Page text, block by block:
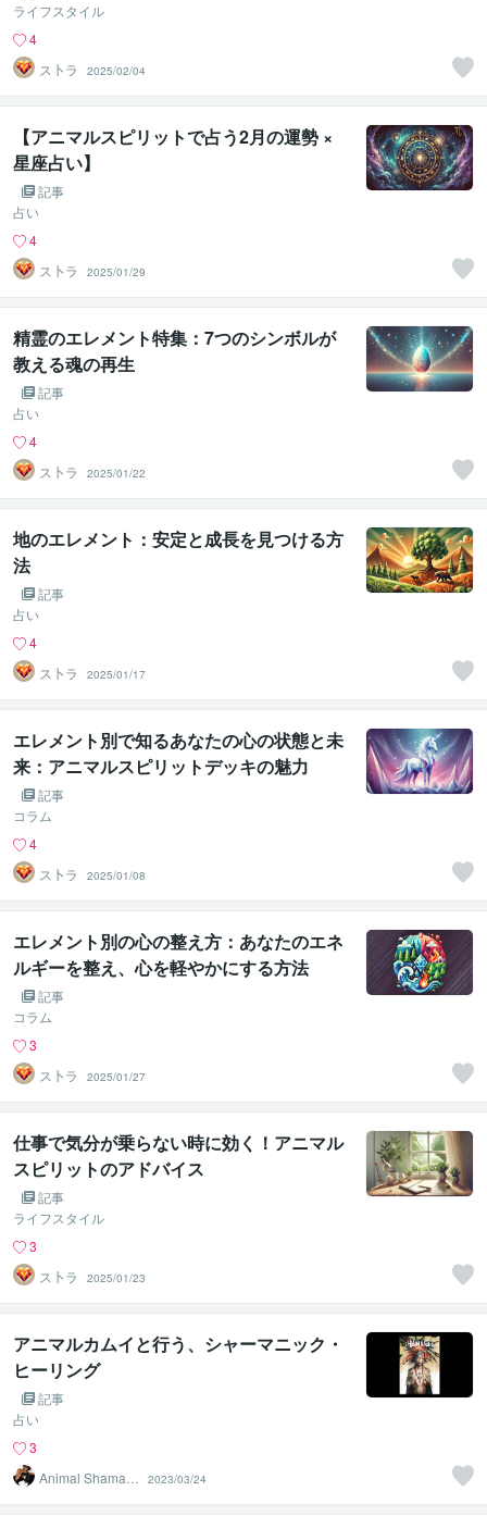
ライフスタイル
4
ス卜ラ
2025/02/04
【アニマルスピリットで占う2月の運勢 ×
星座占い】
記事
占い
4
ス卜ラ
2025/01/29
精霊のエレメント特集：7つのシンボルが
教える魂の再生
記事
占い
4
ス卜ラ
2025/01/22
地のエレメント：安定と成長を見つける方
法
記事
占い
4
ス卜ラ
2025/01/17
エレメント別で知るあなたの心の状態と未
来：アニマルスピリットデッキの魅力
記事
コラム
4
ス卜ラ
2025/01/08
エレメント別の心の整え方：あなたのエネ
ルギーを整え、心を軽やかにする方法
記事
コラム
3
ス卜ラ
2025/01/27
仕事で気分が乗らない時に効く！アニマル
スピリットのアドバイス
記事
ライフスタイル
3
ス卜ラ
2025/01/23
アニマルカムイと行う、シャーマニック・
ヒーリング
記事
占い
3
Animal Shamani
2023/03/24